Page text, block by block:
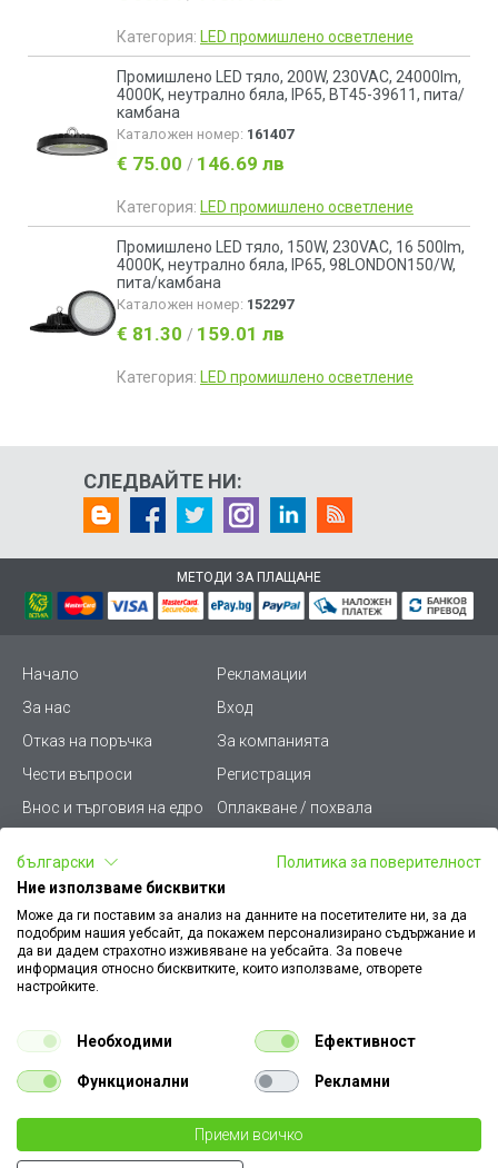
Категория: LED промишлено осветление
Промишлено LED тяло, 200W, 230VAC, 24000lm,
4000K, неутрално бяла, IP65, BT45-39611, пита/
камбана
Каталожен номер: 161407
€ 75.00 / 146.69 лв
Категория: LED промишлено осветление
Промишлено LED тяло, 150W, 230VAC, 16 500lm,
4000K, неутрално бяла, IP65, 98LONDON150/W,
пита/камбана
Каталожен номер: 152297
€ 81.30 / 159.01 лв
Категория: LED промишлено осветление
СЛЕДВАЙТЕ НИ:
МЕТОДИ ЗА ПЛАЩАНЕ
Начало
Рекламации
За нас
Вход
Отказ на поръчка
За компанията
Чести въпроси
Регистрация
Внос и търговия на едро
Оплакване / похвала
Условия за ползване
Стани дистрибутор
Карта на сайта
Кариери
Как да намеря документ
към поръчка
Платформа за AРС
Конфигуратор за ел.
ключове и контакти
Уважаеми Клиенти, моля да имате предвид, че всички изображения на
нашия сайт са илюстративни,
те могат да се различават от действителния изглед на продукта без това да
български
Политика за поверителност
Ние използваме бисквитки
Може да ги поставим за анализ на данните на посетителите ни, за да
подобрим нашия уебсайт, да покажем персонализирано съдържание и
да ви дадем страхотно изживяване на уебсайта. За повече
информация относно бисквитките, които използваме, отворете
настройките.
Необходими Ефективност
Функционални Рекламни
Приеми всичко